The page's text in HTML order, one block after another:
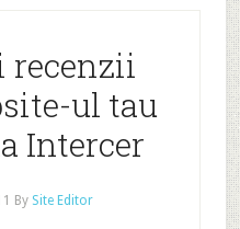
recenzii
ul tau
Intercer
By Site Editor